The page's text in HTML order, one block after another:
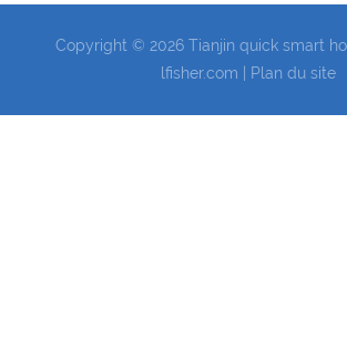
Copyright © 2026 Tianjin quick smart
lfisher.com
Plan du site